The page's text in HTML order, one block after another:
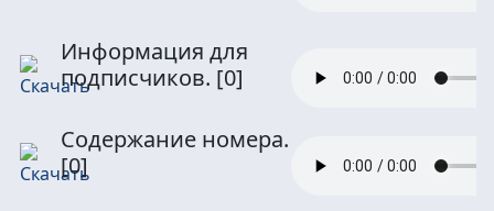
Информация для
подписчиков. [0]
Содержание номера.
[0]